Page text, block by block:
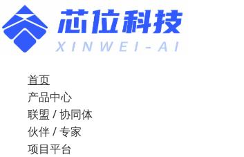
首页
产品中心
联盟 / 协同体
伙伴 / 专家
项目平台